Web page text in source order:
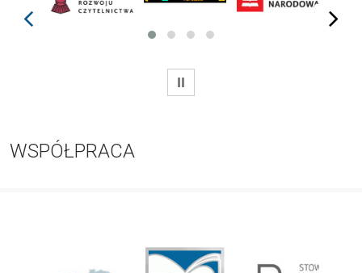
prev next
WSTRZYMAJ
WSPÓŁPRACA